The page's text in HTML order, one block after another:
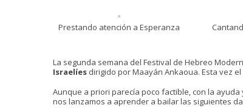
Prestando atención a Esperanza
La segunda semana del Festival de Hebreo
Israelíes dirigido por Maayán Ankaoua. Esta vez
Aunque a priori parecía poco factible, con la
nos lanzamos a aprender a bailar las siguientes